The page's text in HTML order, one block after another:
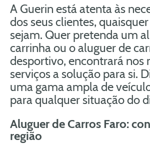
A Guerin está atenta às
dos seus clientes,
sejam. Quer pretenda um
carrinha ou o aluguer de
desportivo, encontrará nos
serviços a solução para si.
uma gama ampla de
para qualquer situação do
Aluguer de Carros Faro:
região